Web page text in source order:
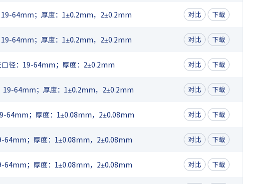
64mm；厚度：1±0.2mm，2±0.2mm 对比 下载
64mm；厚度：1±0.2mm，2±0.2mm 对比 下载
径：19-64mm；厚度：2±0.2mm 对比 下载
19-64mm；厚度：1±0.2mm，2±0.2mm 对比 下载
64mm；厚度：1±0.08mm，2±0.08mm 对比 下载
64mm；厚度：1±0.08mm，2±0.08mm 对比 下载
64mm；厚度：1±0.08mm，2±0.08mm 对比 下载